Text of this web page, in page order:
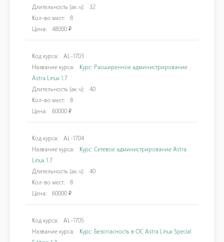
Длительность (ак.ч):
32
Кол-во мест:
8
Цена:
48000 ₽
Код курса:
AL-1703
Название курса:
Курс: Расширенное администрирование
Astra Lınux 1.7
Длительность (ак.ч):
40
Кол-во мест:
8
Цена:
60000 ₽
Код курса:
AL-1704
Название курса:
Курс: Сетевое администрирование Astra
Linux 1.7
Длительность (ак.ч):
40
Кол-во мест:
8
Цена:
60000 ₽
Код курса:
AL-1705
Название курса:
Курс: Безопасность в ОС Astra Linux Special